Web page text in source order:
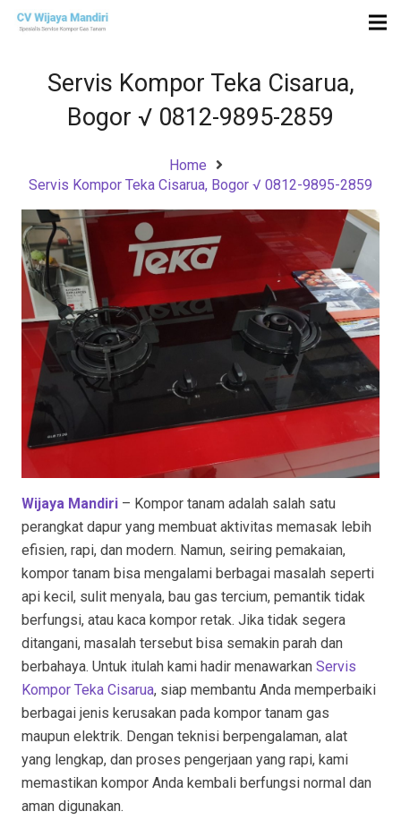
Servis Kompor Teka Cisarua,
Bogor √ 0812-9895-2859
Home
Servis Kompor Teka Cisarua, Bogor √ 0812-9895-2859
Wijaya Mandiri – Kompor tanam adalah salah satu
perangkat dapur yang membuat aktivitas memasak lebih
efisien, rapi, dan modern. Namun, seiring pemakaian,
kompor tanam bisa mengalami berbagai masalah seperti
api kecil, sulit menyala, bau gas tercium, pemantik tidak
berfungsi, atau kaca kompor retak. Jika tidak segera
ditangani, masalah tersebut bisa semakin parah dan
berbahaya. Untuk itulah kami hadir menawarkan Servis
Kompor Teka Cisarua, siap membantu Anda memperbaiki
berbagai jenis kerusakan pada kompor tanam gas
maupun elektrik. Dengan teknisi berpengalaman, alat
yang lengkap, dan proses pengerjaan yang rapi, kami
memastikan kompor Anda kembali berfungsi normal dan
aman digunakan.